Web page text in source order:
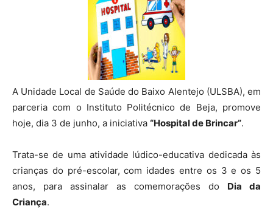
A Unidade Local de Saúde do Baixo Alentejo (ULSBA), em
parceria com o Instituto Politécnico de Beja, promove
hoje, dia 3 de junho, a iniciativa “Hospital de Brincar”.
Trata-se de uma atividade lúdico-educativa dedicada às
crianças do pré-escolar, com idades entre os 3 e os 5
anos, para assinalar as comemorações do Dia da
Criança.